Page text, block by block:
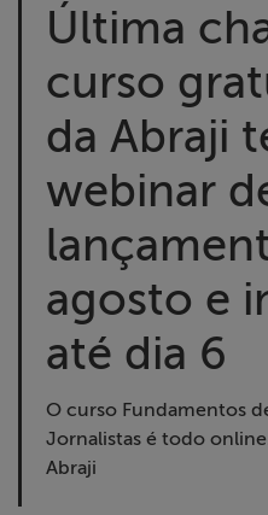
Proteção Legal
e Litigância
Homenageados
Notícias
Associe-se
Doe para
ABRAJI
Última
curso
da Abraji
webinar
agosto e
até dia 6
O curso Fundamentos
Jornalistas é todo
Abraji